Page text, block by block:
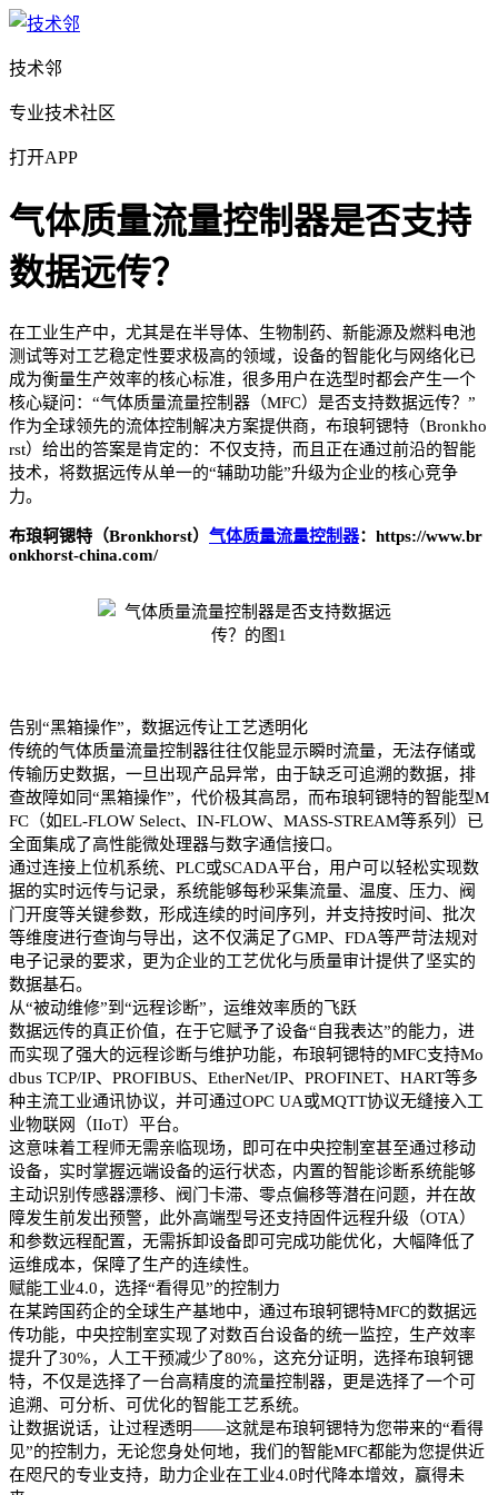
技术邻
专业技术社区
打开APP
气体质量流量控制器是否支持
数据远传？
在工业生产中，尤其是在半导体、生物制药、新能源及燃料电池
测试等对工艺稳定性要求极高的领域，设备的智能化与网络化已
成为衡量生产效率的核心标准，很多用户在选型时都会产生一个
核心疑问：“气体质量流量控制器（MFC）是否支持数据远传？”
作为全球领先的流体控制解决方案提供商，布琅轲锶特（Bronkho
rst）给出的答案是肯定的：不仅支持，而且正在通过前沿的智能
技术，将数据远传从单一的“辅助功能”升级为企业的核心竞争
力。
布琅轲锶特（Bronkhorst） 气体质量流量控制器：https://www.br
onkhorst-china.com/
告别“黑箱操作”，数据远传让工艺透明化
传统的气体质量流量控制器往往仅能显示瞬时流量，无法存储或
传输历史数据，一旦出现产品异常，由于缺乏可追溯的数据，排
查故障如同“黑箱操作”，代价极其高昂，而布琅轲锶特的智能型M
FC（如EL-FLOW Select、IN-FLOW、MASS-STREAM等系列）已
全面集成了高性能微处理器与数字通信接口。
通过连接上位机系统、PLC或SCADA平台，用户可以轻松实现数
据的实时远传与记录，系统能够每秒采集流量、温度、压力、阀
门开度等关键参数，形成连续的时间序列，并支持按时间、批次
等维度进行查询与导出，这不仅满足了GMP、FDA等严苛法规对
电子记录的要求，更为企业的工艺优化与质量审计提供了坚实的
数据基石。
从“被动维修”到“远程诊断”，运维效率质的飞跃
数据远传的真正价值，在于它赋予了设备“自我表达”的能力，进
而实现了强大的远程诊断与维护功能，布琅轲锶特的MFC支持Mo
dbus TCP/IP、PROFIBUS、EtherNet/IP、PROFINET、HART等多
种主流工业通讯协议，并可通过OPC UA或MQTT协议无缝接入工
业物联网（IIoT）平台。
这意味着工程师无需亲临现场，即可在中央控制室甚至通过移动
设备，实时掌握远端设备的运行状态，内置的智能诊断系统能够
主动识别传感器漂移、阀门卡滞、零点偏移等潜在问题，并在故
障发生前发出预警，此外高端型号还支持固件远程升级（OTA）
和参数远程配置，无需拆卸设备即可完成功能优化，大幅降低了
运维成本，保障了生产的连续性。
赋能工业4.0，选择“看得见”的控制力
在某跨国药企的全球生产基地中，通过布琅轲锶特MFC的数据远
传功能，中央控制室实现了对数百台设备的统一监控，生产效率
提升了30%，人工干预减少了80%，这充分证明，选择布琅轲锶
特，不仅是选择了一台高精度的流量控制器，更是选择了一个可
追溯、可分析、可优化的智能工艺系统。
让数据说话，让过程透明——这就是布琅轲锶特为您带来的“看得
见”的控制力，无论您身处何地，我们的智能MFC都能为您提供近
在咫尺的专业支持，助力企业在工业4.0时代降本增效，赢得未